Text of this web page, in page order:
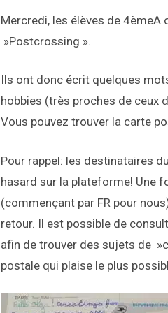
Mercredi, les élèves de
»Postcrossing ».
Ils ont donc écrit quelques
hobbies (très proches de ceux
Vous pouvez trouver la carte
Pour rappel: les destinataires
hasard sur la plateforme! Une
(commençant par FR pour
retour. Il est possible de
afin de trouver des sujets de
postale qui plaise le plus